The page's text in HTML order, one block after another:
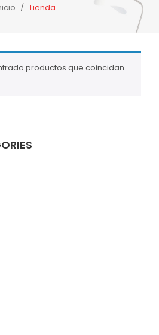
/ Tienda
productos que coincidan